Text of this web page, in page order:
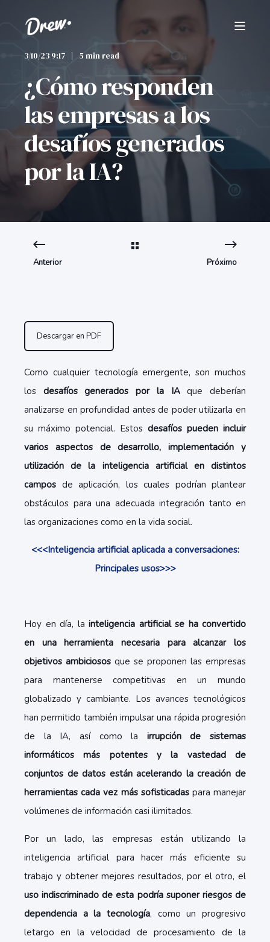
3/10/23 9:17 5 min read
¿Cómo responden
las empresas a los
desafíos generados
por la IA?
Anterior Próximo
Descargar en PDF
Como cualquier tecnología emergente, son muchos
los desafíos generados por la IAque deberían
analizarse en profundidad antes de poder utilizarla en
su máximo potencial. Estos desafíos pueden incluir
varios aspectos de desarrollo, implementación y
utilización de la inteligencia artificial en distintos
campos de aplicación, los cuales podrían plantear
obstáculos para una adecuada integración tanto en
las organizaciones como en la vida social.
<<<Inteligencia artificial aplicada a conversaciones:
Principales usos>>>
Hoy en día, la inteligencia artificial se ha convertido
en una herramienta necesaria para alcanzar los
objetivos ambiciosos que se proponen las empresas
para mantenerse competitivas en un mundo
globalizado y cambiante. Los avances tecnológicos
han permitido también impulsar una rápida progresión
de la IA, así como la irrupción de sistemas
informáticos más potentes y la vastedad de
conjuntos de datos están acelerando la creación de
herramientas cada vez más sofisticadas para manejar
volúmenes de información casi ilimitados.
Por un lado, las empresas están utilizando la
inteligencia artificial para hacer más eficiente su
trabajo y obtener mejores resultados, por el otro, el
uso indiscriminado de esta podría suponer riesgos de
dependencia a la tecnología, como un progresivo
letargo en la velocidad de procesamiento de la